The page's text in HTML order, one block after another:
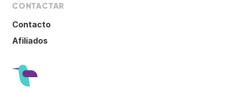
CONTACTAR
Contacto
Afiliados